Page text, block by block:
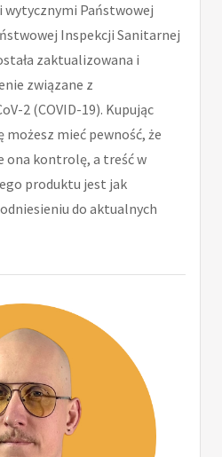
wytycznymi Państwowej
Inspekcji Sanitarnej
zaktualizowana i
związane z
2 (COVID-19). Kupując
mieć pewność, że
ona kontrolę, a treść w
produktu jest jak
do aktualnych